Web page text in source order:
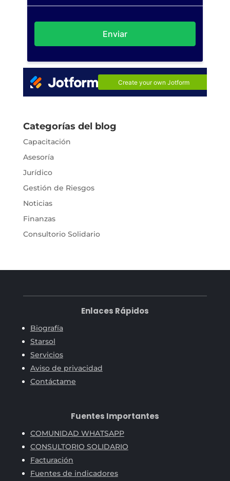
Categorías del blog
Capacitación
Asesoría
Jurídico
Gestión de Riesgos
Noticias
Finanzas
Consultorio Solidario
Enlaces Rápidos
Biografía
Starsol
Servicios
Aviso de privacidad
Contáctame
Fuentes Importantes
COMUNIDAD WHATSAPP
CONSULTORIO SOLIDARIO
Facturación
Fuentes de indicadores